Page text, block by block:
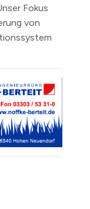
Fokus
von